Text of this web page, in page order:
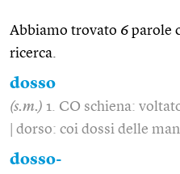
Abbiamo trovato 6 parole
ricerca.
dosso
(s.m.) 1. CO schiena:
| dorso: coi dossi delle
dosso-